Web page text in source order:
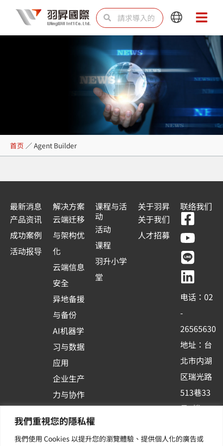
我們重視您的隱私權
我們使用 Cookies 以提升您的瀏覽體驗、提供個人化的廣告或
内
SearchSearch
Main
Menu
Main
Menu
Agent Builder
首页 ／ Agent Builder
最新消息
产品资讯
成功案例
活动报导
解决方案
云端迁移
与架构优
化
云端信息
安全
异地备援
与备份
AI机器学
习与数据
应用
企业生产
力与协作
台应用
其他/增
课程与活
动
活动
课程
羽升小学
堂
关于羽昇
关于我们
人才招募
联络我们
F
a
c
e
b
o
o
k
-
s
q
u
a
r
Y
o
u
t
u
b
e
L
i
n
e
L
i
n
k
e
d
i
n
电话：02
-
26565630
地址：台
北市内湖
区瑞光路
513巷33
号6楼
新讯 | 提